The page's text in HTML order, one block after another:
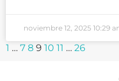
noviembre 12, 2025 10:29
1 … 7 8 9 10 11 … 26